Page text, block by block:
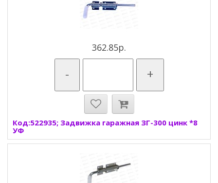
362.85р.
- +
Код:522935; Задвижка гаражная ЗГ-300 цинк *8
УФ